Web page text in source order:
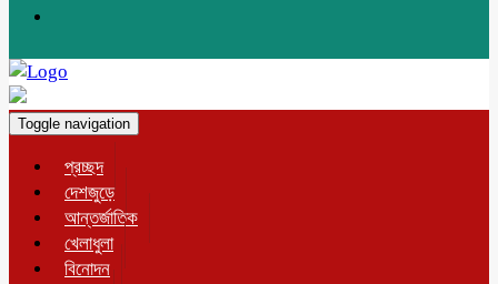
Toggle navigation
প্রচ্ছদ
দেশজুড়ে
আন্তর্জাতিক
খেলাধুলা
বিনোদন